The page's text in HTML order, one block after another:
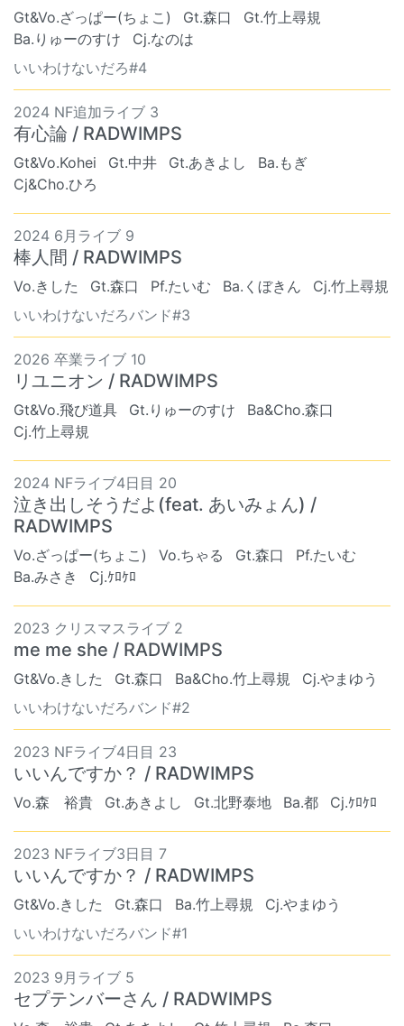
Gt&Vo.ざっぱー(ちょこ) Gt.森口
Gt.竹上尋規
Ba.りゅーのすけ
Cj.なのは
いいわけないだろ#4
2024 NF追加ライブ 3
有心論 / RADWIMPS
Gt&Vo.Kohei Gt.中井 Gt.あきよし
Ba.もぎ
Cj&Cho.ひろ
2024 6月ライブ 9
棒人間 / RADWIMPS
Vo.きした Gt.森口 Pf.たいむ Ba.くぼきん
Cj.竹上尋規
いいわけないだろバンド#3
2026 卒業ライブ 10
リユニオン / RADWIMPS
Gt&Vo.飛び道具 Gt.りゅーのすけ
Ba&Cho.森口
Cj.竹上尋規
2024 NFライブ4日目 20
泣き出しそうだよ(feat. あいみょん) /
RADWIMPS
Vo.ざっぱー(ちょこ) Vo.ちゃる Gt.森口
Pf.たいむ
Ba.みさき
Cj.ｹﾛｹﾛ
2023 クリスマスライブ 2
me me she / RADWIMPS
Gt&Vo.きした Gt.森口 Ba&Cho.竹上尋規
Cj.やまゆう
いいわけないだろバンド#2
2023 NFライブ4日目 23
いいんですか？ / RADWIMPS
Vo.森 裕貴 Gt.あきよし Gt.北野泰地 Ba.都 Cj.ｹﾛｹﾛ
2023 NFライブ3日目 7
いいんですか？ / RADWIMPS
Gt&Vo.きした Gt.森口 Ba.竹上尋規
Cj.やまゆう
いいわけないだろバンド#1
2023 9月ライブ 5
セプテンバーさん / RADWIMPS